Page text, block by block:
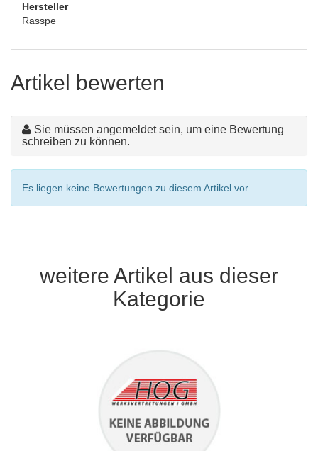
Hersteller
Rasspe
Artikel bewerten
Sie müssen angemeldet sein, um eine Bewertung
schreiben zu können.
Es liegen keine Bewertungen zu diesem Artikel vor.
weitere Artikel aus dieser
Kategorie